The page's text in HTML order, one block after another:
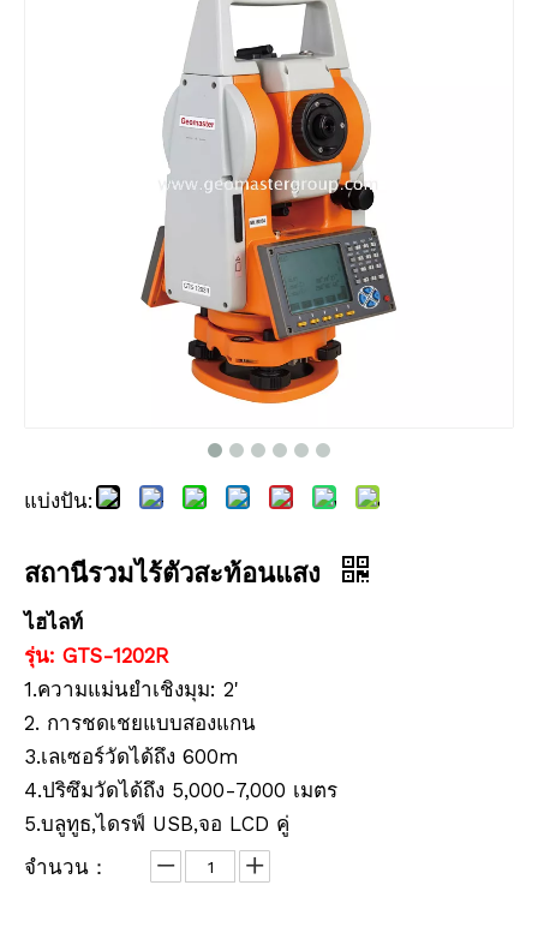
สถานีรวมไร้ตัวสะท้อนแสง
แบ่งปัน:
สถานีรวมไร้ตัวสะท้อนแสง
ไฮไลท์
รุ่น: GTS-1202R
1.ความแม่นยำเชิงมุม: 2'
2. การชดเชยแบบสองแกน
3.เลเซอร์วัดได้ถึง 600m
4.ปริซึมวัดได้ถึง 5,000-7,000 เมตร
5.บลูทูธ,ไดรฟ์ USB,จอ LCD คู่
จำนวน：